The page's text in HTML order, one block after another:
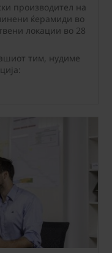
производител на
ќерамиди во
локации во 28
тим, нудиме